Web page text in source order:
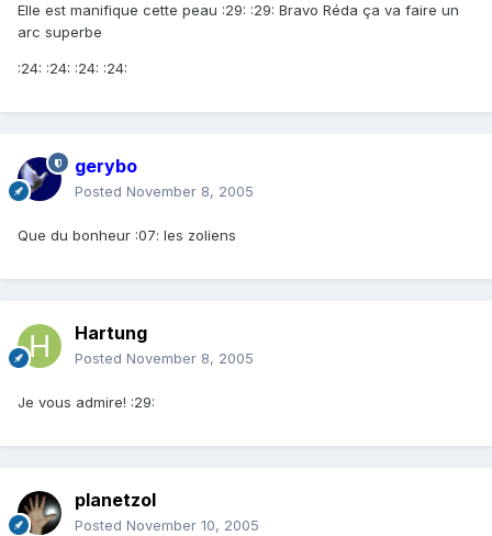
Elle est manifique cette peau :29: :29: Bravo Réda ça va faire un
arc superbe
:24: :24: :24: :24:
gerybo
Posted November 8, 2005
Que du bonheur :07: les zoliens
Hartung
Posted November 8, 2005
Je vous admire! :29:
planetzol
Posted November 10, 2005